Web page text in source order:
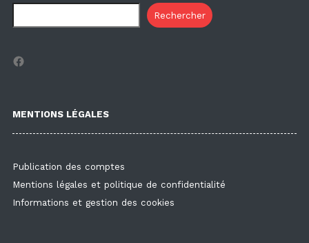
Rechercher
Facebook
MENTIONS LÉGALES
Publication des comptes
Mentions légales et politique de confidentialité
Informations et gestion des cookies